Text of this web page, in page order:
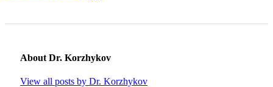
About Dr. Korzhykov
View all posts by Dr. Korzhykov